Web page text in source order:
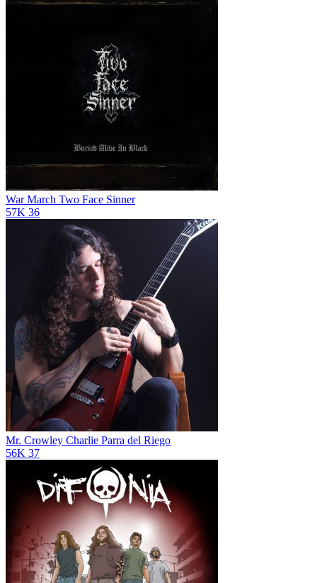
War March Two Face Sinner
57K 36
Mr. Crowley Charlie Parra del Riego
56K 37